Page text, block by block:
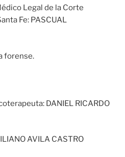
Legal de la Corte
Fe: PASCUAL
forense.
DANIEL RICARDO
AVILA CASTRO